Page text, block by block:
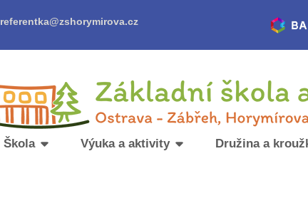
referentka@zshorymirova.cz
Škola Výuka a aktivity Družina a